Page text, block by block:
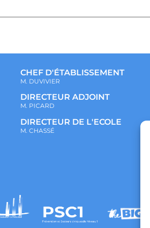
CHEF D'ÉTABLISSEMENT
M. DUVIVIER
DIRECTEUR ADJOINT
M. PICARD
DIRECTEUR DE L'ECOLE
M. CHASSÉ